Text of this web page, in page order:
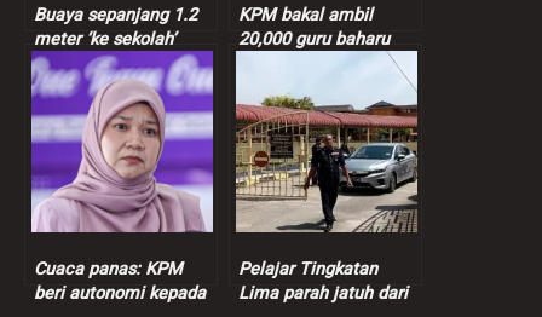
Buaya sepanjang 1.2
meter ‘ke sekolah’
ditangkap
KPM bakal ambil
20,000 guru baharu
mulai Mac depan
Cuaca panas: KPM
beri autonomi kepada
Pelajar Tingkatan
Lima parah jatuh dari